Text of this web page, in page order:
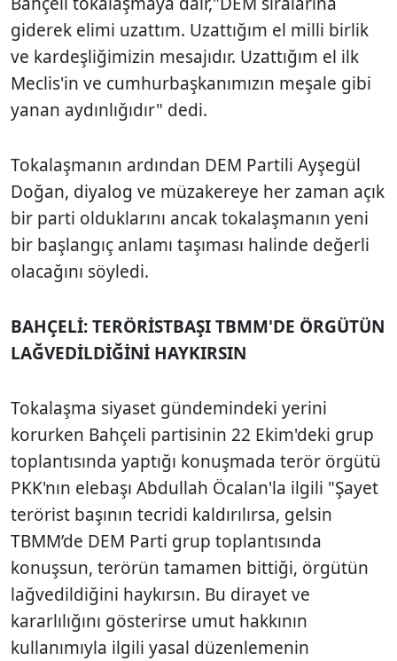
giderek elimi uzattım. Uzattığım el milli birlik
ve kardeşliğimizin mesajıdır. Uzattığım el ilk
Meclis'in ve cumhurbaşkanımızın meşale gibi
yanan aydınlığıdır" dedi.
Tokalaşmanın ardından DEM Partili Ayşegül
Doğan, diyalog ve müzakereye her zaman açık
bir parti olduklarını ancak tokalaşmanın yeni
bir başlangıç anlamı taşıması halinde değerli
olacağını söyledi.
BAHÇELİ: TERÖRİSTBAŞI TBMM'DE ÖRGÜTÜN
LAĞVEDİLDİĞİNİ HAYKIRSIN
Tokalaşma siyaset gündemindeki yerini
korurken Bahçeli partisinin 22 Ekim'deki grup
toplantısında yaptığı konuşmada terör örgütü
PKK'nın elebaşı Abdullah Öcalan'la ilgili "Şayet
terörist başının tecridi kaldırılırsa, gelsin
TBMM’de DEM Parti grup toplantısında
konuşsun, terörün tamamen bittiği, örgütün
lağvedildiğini haykırsın. Bu dirayet ve
kararlılığını gösterirse umut hakkının
kullanımıyla ilgili yasal düzenlemenin